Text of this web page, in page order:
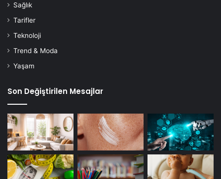
Sağlık
Tarifler
Teknoloji
Trend & Moda
Yaşam
Son Değiştirilen Mesajlar